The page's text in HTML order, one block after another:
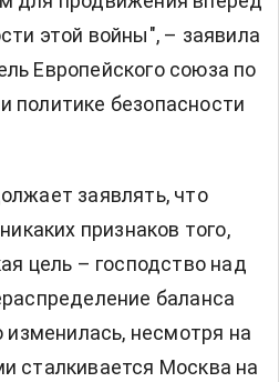
этой войны", – заявила
Европейского союза по
политике безопасности
заявлять, что
признаков того,
цель – господство над
баланса
изменилась, несмотря на
сталкивается Москва на